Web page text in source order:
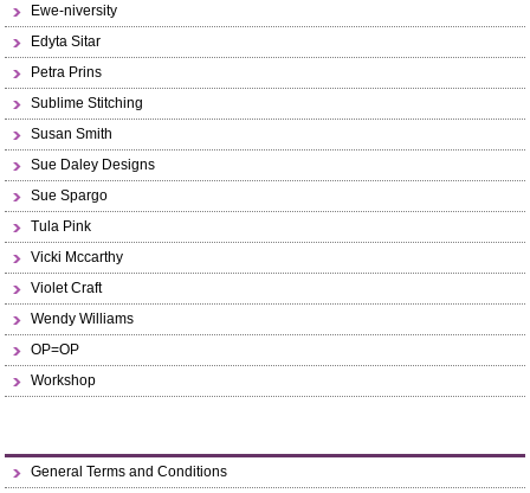
Ewe-niversity
Edyta Sitar
Petra Prins
Sublime Stitching
Susan Smith
Sue Daley Designs
Sue Spargo
Tula Pink
Vicki Mccarthy
Violet Craft
Wendy Williams
OP=OP
Workshop
General Terms and Conditions